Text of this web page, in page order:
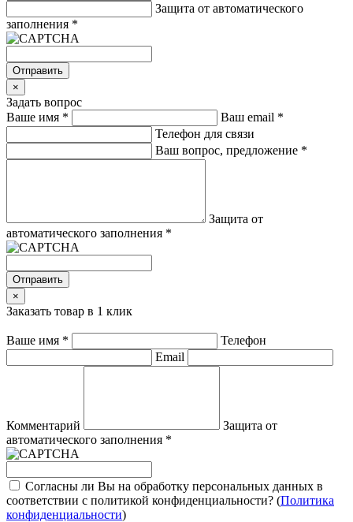
Защита от автоматического
заполнения *
Отправить
×
Задать вопрос
Ваше имя * Ваш email *
Телефон для связи
Ваш вопрос, предложение *
Защита от
автоматического заполнения *
Отправить
×
Заказать товар в 1 клик
Ваше имя *
Телефон
Email
Комментарий
Защита от
автоматического заполнения *
Согласны ли Вы на обработку персональных данных в
соответствии с политикой конфиденциальности? (Политика
конфиденциальности)